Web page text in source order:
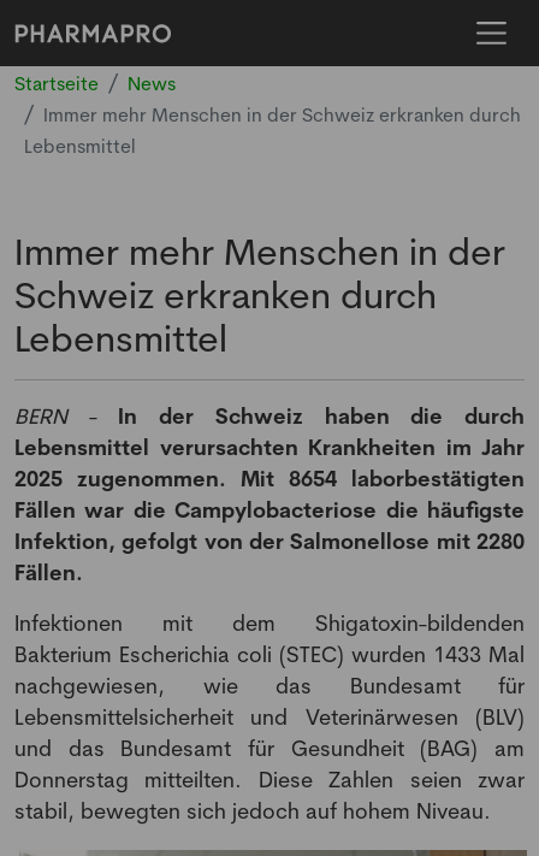
Startseite
News
Immer mehr Menschen in der Schweiz erkranken durch
Lebensmittel
Immer mehr Menschen in der
Schweiz erkranken durch
Lebensmittel
BERN- In der Schweiz haben die durch
Lebensmittel verursachten Krankheiten im Jahr
2025 zugenommen. Mit 8654 laborbestätigten
Fällen war die Campylobacteriose die häufigste
Infektion, gefolgt von der Salmonellose mit 2280
Fällen.
Infektionen mit dem Shigatoxin-bildenden
Bakterium Escherichia coli (STEC) wurden 1433 Mal
nachgewiesen, wie das Bundesamt für
Lebensmittelsicherheit und Veterinärwesen (BLV)
und das Bundesamt für Gesundheit (BAG) am
Donnerstag mitteilten. Diese Zahlen seien zwar
stabil, bewegten sich jedoch auf hohem Niveau.